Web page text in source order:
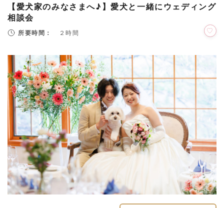
【愛犬家のみなさまへ♪】愛犬と一緒にウェディング
相談会
所要時間： ２時間